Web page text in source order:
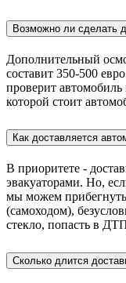
Возможно ли сделать
Дополнительный
составит 350-500
проверит
которой стоит
Как доставляется
В приоритете -
эвакуаторами. Но,
мы можем
(самоходом),
стекло, попасть в
Сколько длится